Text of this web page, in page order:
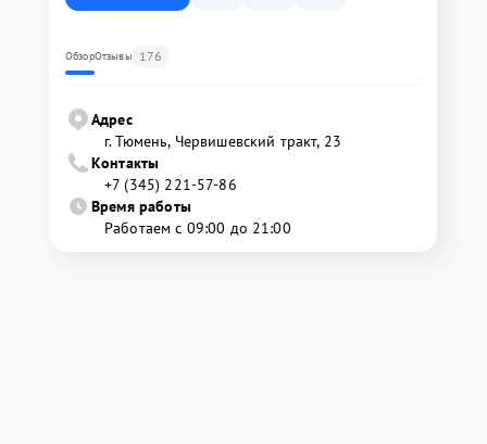
ОбзорОтзывы 176
Адрес
г. Тюмень, ​Червишевский тракт, 23
Контакты
+7 (345) 221-57-86
Время работы
Работаем с 09:00 до 21:00